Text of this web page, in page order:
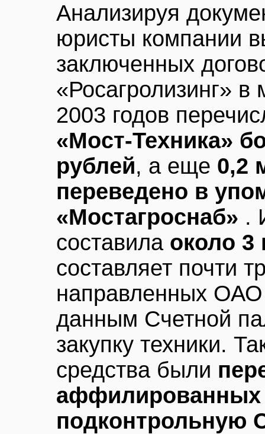
Анализируя
юристы компании
заключенных
«Росагролизинг»
2003 годов
«Мост-Техника»
рублей, а еще 0,2
переведено в
«Мостагроснаб» .
составила около 3
составляет почти
направленных ОАО
данным Счетной
закупку техники.
средства были
аффилированных
подконтрольную